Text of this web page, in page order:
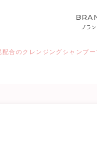
ブラン
合のクレンジングシャンプ